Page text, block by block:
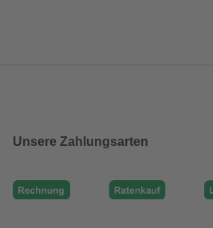
Unsere Zahlungsarten